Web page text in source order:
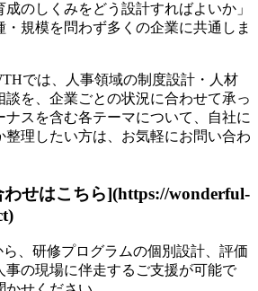
のしくみをどう設計すればよいか」
・規模を問わず多くの企業に共通しま
では、人事領域の制度設計・人材
談を、企業ごとの状況に合わせて承っ
ナスを含む各テーマについて、自社に
整理したい方は、お気軽にお問い合わ
せはこちら](https://wonderful-
、研修プログラムの個別設計、評価
事の現場に伴走するご支援が可能で